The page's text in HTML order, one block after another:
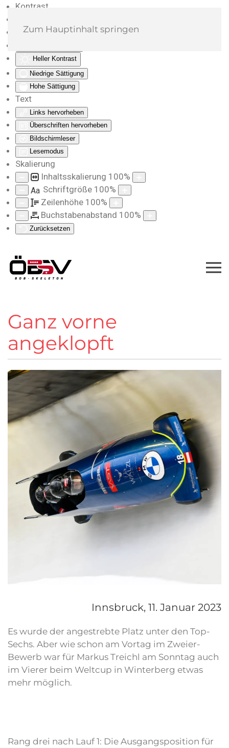
Kontrast
Monochrom
Heller Kontrast
Niedrige Sättigung
Hohe Sättigung
Text
Links hervorheben
Überschriften hervorheben
Bildschirmleser
Lesemodus
Skalierung
Inhaltsskalierung 100%
Aa Schriftgröße 100%
Zeilenhöhe 100%
Buchstabenabstand 100%
Zurücksetzen
Zum Hauptinhalt springen
Ganz vorne
angeklopft
Innsbruck, 11. Januar 2023
Es wurde der angestrebte Platz unter den Top-
Sechs. Aber wie schon am Vortag im Zweier-
Bewerb war für Markus Treichl am Sonntag auch
im Vierer beim Weltcup in Winterberg etwas
mehr möglich.
Rang drei nach Lauf 1: Die Ausgangsposition für